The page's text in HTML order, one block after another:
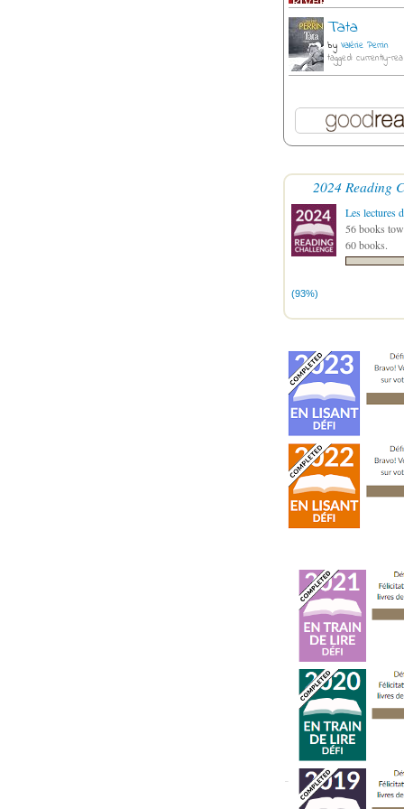
Tata
by Valérie Perrin
tagged: currently-
2024 Reading
Les lectures
56 books
60 books.
(93%)